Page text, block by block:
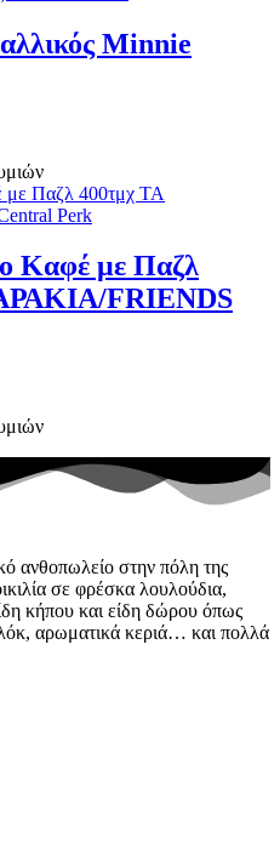
Minnie
Καφέ με Παζλ
FRIENDS
ανθοπωλείο στην πόλη της
σε φρέσκα λουλούδια,
κήπου και είδη δώρου όπως
αρωματικά κεριά… και πολλά